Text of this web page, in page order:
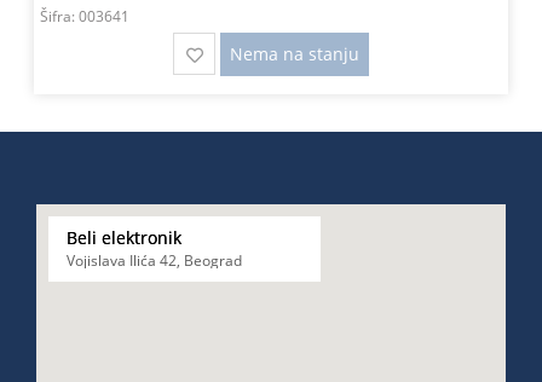
Šifra: 003641
Nema na stanju
Beli elektronik
Vojislava Ilića 42, Beograd